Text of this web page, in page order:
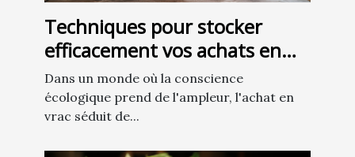
Techniques pour stocker
efficacement vos achats en
vrac à la maison
Dans un monde où la conscience
écologique prend de l'ampleur, l'achat en
vrac séduit de...